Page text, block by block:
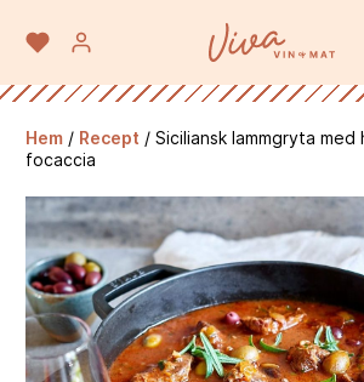
Hem / Recept / Siciliansk lammgryta med
focaccia